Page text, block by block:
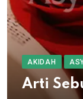
AKIDAH
Arti